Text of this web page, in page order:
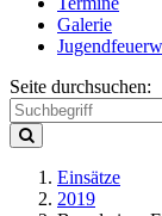
Galerie
Seite durchsuchen:
Einsätze
2019